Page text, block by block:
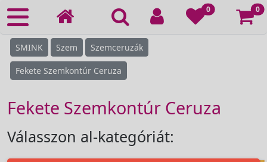
0 0
SMINK Szem Szemceruzák
Fekete Szemkontúr Ceruza
Fekete Szemkontúr Ceruza
Válasszon al-kategóriát: